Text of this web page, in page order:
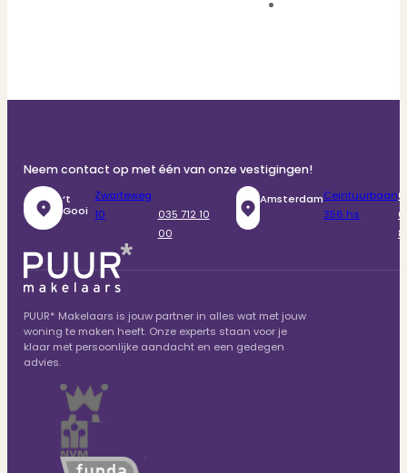
Neem contact op met één van onze vestigingen!
‘t
Gooi
Zwarteweg
10
035 712 10
00
AmsterdamCeintuurbaan
356 hs
PUUR* Makelaars is jouw partner in alles wat met jouw
woning te maken heeft. Onze experts staan voor je
klaar met persoonlijke aandacht en een gedegen
advies.